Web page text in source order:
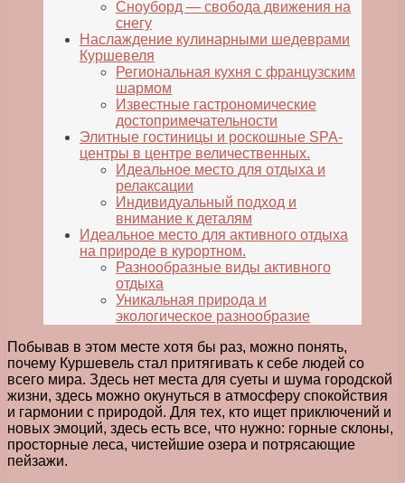
Сноуборд — свобода движения на
снегу
Наслаждение кулинарными шедеврами
Куршевеля
Региональная кухня с французским
шармом
Известные гастрономические
достопримечательности
Элитные гостиницы и роскошные SPA-
центры в центре величественных.
Идеальное место для отдыха и
релаксации
Индивидуальный подход и
внимание к деталям
Идеальное место для активного отдыха
на природе в курортном.
Разнообразные виды активного
отдыха
Уникальная природа и
экологическое разнообразие
Побывав в этом месте хотя бы раз, можно понять,
почему Куршевель стал притягивать к себе людей со
всего мира. Здесь нет места для суеты и шума городской
жизни, здесь можно окунуться в атмосферу спокойствия
и гармонии с природой. Для тех, кто ищет приключений и
новых эмоций, здесь есть все, что нужно: горные склоны,
просторные леса, чистейшие озера и потрясающие
пейзажи.